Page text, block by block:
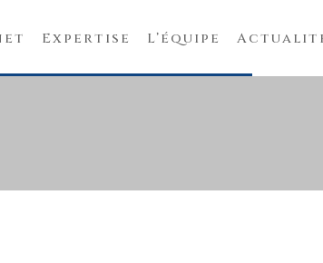
Expertise L’équipe